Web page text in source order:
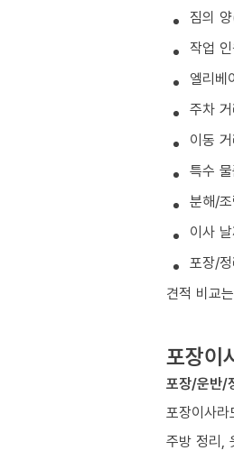
짐의
작업
엘리베
주차
이동
특수
분해/
이사
포장/
견적 비교
포장이
포장/운반/
포장이사
주방 정리,